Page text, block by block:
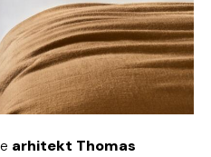
arhitekt Thomas